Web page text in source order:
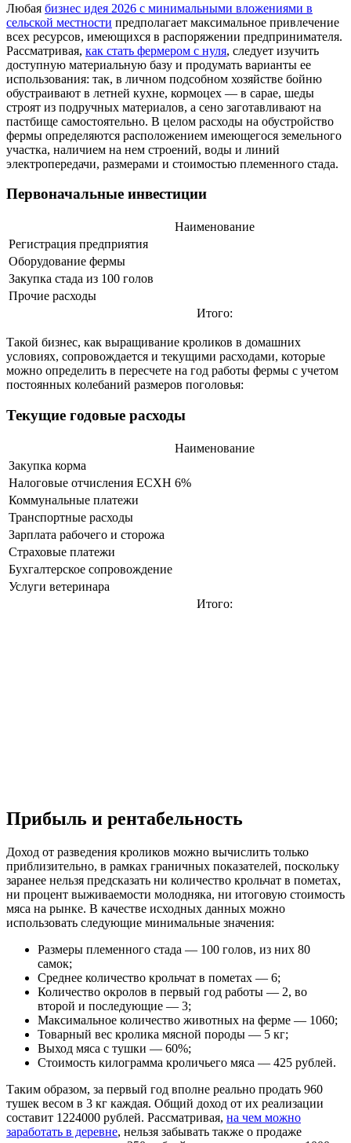
Любая бизнес идея 2026 с минимальными вложениями в
сельской местности предполагает максимальное привлечение
всех ресурсов, имеющихся в распоряжении предпринимателя.
Рассматривая, как стать фермером с нуля, следует изучить
доступную материальную базу и продумать варианты ее
использования: так, в личном подсобном хозяйстве бойню
обустраивают в летней кухне, кормоцех — в сарае, шеды
строят из подручных материалов, а сено заготавливают на
пастбище самостоятельно. В целом расходы на обустройство
фермы определяются расположением имеющегося земельного
участка, наличием на нем строений, воды и линий
электропередачи, размерами и стоимостью племенного стада.
Первоначальные инвестиции
Наименование
Регистрация предприятия
Оборудование фермы
Закупка стада из 100 голов
Прочие расходы
Итого:
Такой бизнес, как выращивание кроликов в домашних
условиях, сопровождается и текущими расходами, которые
можно определить в пересчете на год работы фермы с учетом
постоянных колебаний размеров поголовья:
Текущие годовые расходы
Наименование
Закупка корма
Налоговые отчисления ЕСХН 6%
Коммунальные платежи
Транспортные расходы
Зарплата рабочего и сторожа
Страховые платежи
Бухгалтерское сопровождение
Услуги ветеринара
Итого:
Прибыль и рентабельность
Доход от разведения кроликов можно вычислить только
приблизительно, в рамках граничных показателей, поскольку
заранее нельзя предсказать ни количество крольчат в пометах,
ни процент выживаемости молодняка, ни итоговую стоимость
мяса на рынке. В качестве исходных данных можно
использовать следующие минимальные значения:
Размеры племенного стада — 100 голов, из них 80
самок;
Среднее количество крольчат в пометах — 6;
Количество окролов в первый год работы — 2, во
второй и последующие — 3;
Максимальное количество животных на ферме — 1060;
Товарный вес кролика мясной породы — 5 кг;
Выход мяса с тушки — 60%;
Стоимость килограмма кроличьего мяса — 425 рублей.
Таким образом, за первый год вполне реально продать 960
тушек весом в 3 кг каждая. Общий доход от их реализации
составит 1224000 рублей. Рассматривая, на чем можно
заработать в деревне, нельзя забывать также о продаже